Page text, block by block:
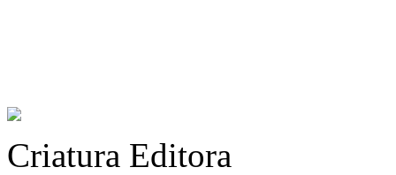
Criatura Editora